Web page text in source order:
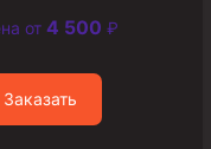
СТ
от 4 500 ₽
Заказать